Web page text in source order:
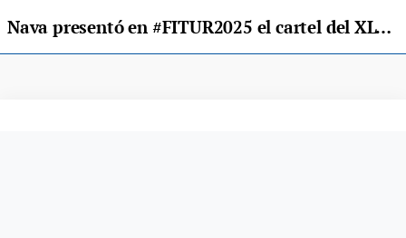
Nava presentó en #FITUR2025 el cartel del XLVIII Festival de la Sidra